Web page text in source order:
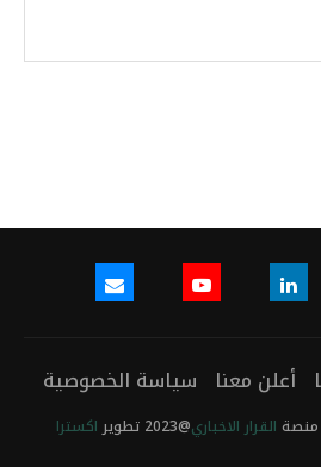
أعلن معنا سياسة الخصوصية
منصة القرار الاخباري@2023 تطوير اكسترا